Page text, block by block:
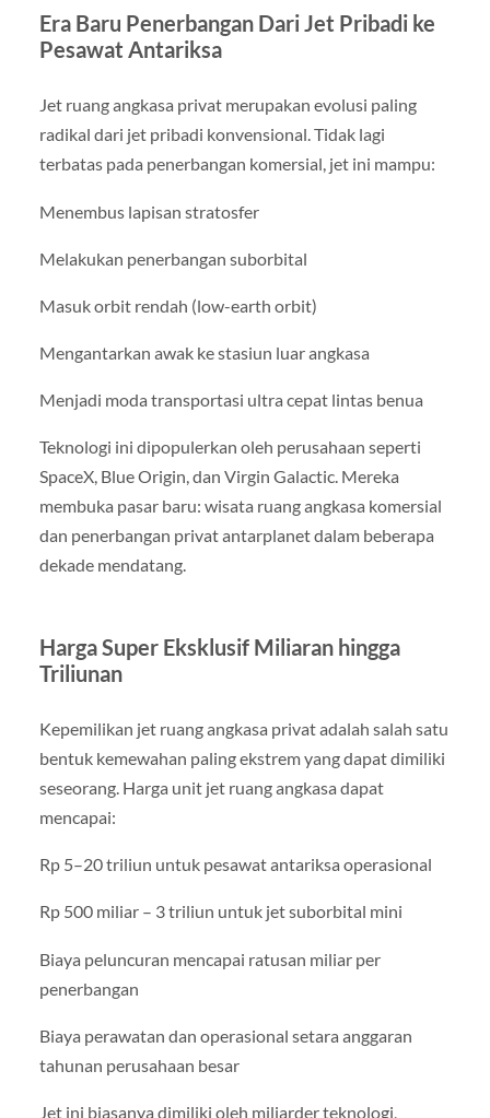
Era Baru Penerbangan Dari Jet Pribadi ke
Pesawat Antariksa
Jet ruang angkasa privat merupakan evolusi paling
radikal dari jet pribadi konvensional. Tidak lagi
terbatas pada penerbangan komersial, jet ini mampu:
Menembus lapisan stratosfer
Melakukan penerbangan suborbital
Masuk orbit rendah (low-earth orbit)
Mengantarkan awak ke stasiun luar angkasa
Menjadi moda transportasi ultra cepat lintas benua
Teknologi ini dipopulerkan oleh perusahaan seperti
SpaceX, Blue Origin, dan Virgin Galactic. Mereka
membuka pasar baru: wisata ruang angkasa komersial
dan penerbangan privat antarplanet dalam beberapa
dekade mendatang.
Harga Super Eksklusif Miliaran hingga
Triliunan
Kepemilikan jet ruang angkasa privat adalah salah satu
bentuk kemewahan paling ekstrem yang dapat dimiliki
seseorang. Harga unit jet ruang angkasa dapat
mencapai:
Rp 5–20 triliun untuk pesawat antariksa operasional
Rp 500 miliar – 3 triliun untuk jet suborbital mini
Biaya peluncuran mencapai ratusan miliar per
penerbangan
Biaya perawatan dan operasional setara anggaran
tahunan perusahaan besar
Jet ini biasanya dimiliki oleh miliarder teknologi,